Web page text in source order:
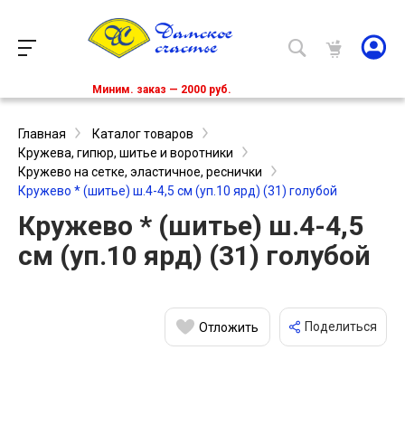
Миним. заказ — 2000 руб.
Главная
Каталог товаров
Кружева, гипюр, шитье и воротники
Кружево на сетке, эластичное, реснички
Кружево * (шитье) ш.4-4,5 см (уп.10 ярд) (31) голубой
Кружево * (шитье) ш.4-4,5
см (уп.10 ярд) (31) голубой
Отложить Поделиться